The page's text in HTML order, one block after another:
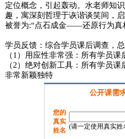
定位概念，引起轰动。水老师知
趣，寓深刻哲理于诙谐谈笑间，
被誉为:“点石成金——还原行为真
学员反馈：综合学员课后调查，
（1）用应性非常强：所有学员课
（2）绝对创新工具：所有学员
非常新颖独特
公开课需
您的
真实
姓名
(请一定使用真实姓